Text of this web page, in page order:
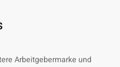
Arbeitgebermarke und